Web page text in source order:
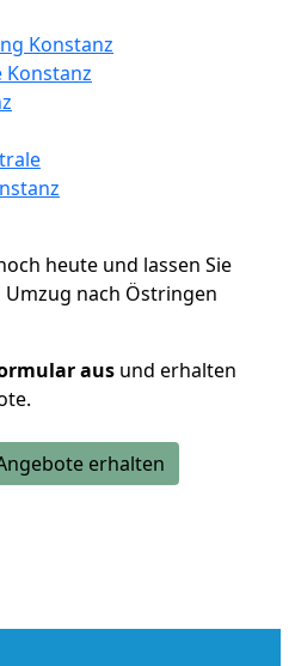
Konstanz
heute und lassen Sie
nach Östringen
aus und erhalten
erhalten